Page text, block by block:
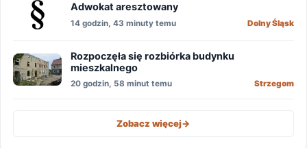
Adwokat aresztowany
14 godzin, 43 minuty temu Dolny Śląsk
Rozpoczęła się rozbiórka budynku
mieszkalnego
20 godzin, 58 minut temu Strzegom
Zobacz więcej->